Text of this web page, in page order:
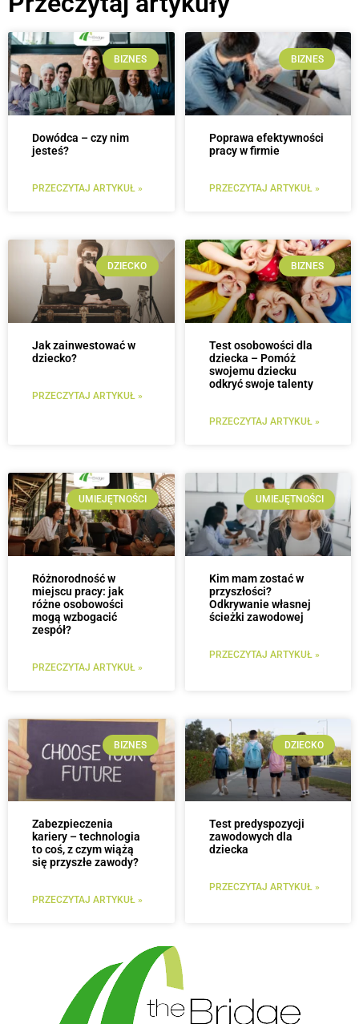
BIZNES
Dowódca – czy nim
jesteś?
PRZECZYTAJ ARTYKUŁ »
BIZNES
Poprawa efektywności
pracy w firmie
PRZECZYTAJ ARTYKUŁ »
DZIECKO
Jak zainwestować w
dziecko?
PRZECZYTAJ ARTYKUŁ »
BIZNES
Test osobowości dla
dziecka – Pomóż
swojemu dziecku
odkryć swoje talenty
PRZECZYTAJ ARTYKUŁ »
UMIEJĘTNOŚCI
Różnorodność w
miejscu pracy: jak
różne osobowości
mogą wzbogacić
zespół?
PRZECZYTAJ ARTYKUŁ »
UMIEJĘTNOŚCI
Kim mam zostać w
przyszłości?
Odkrywanie własnej
ścieżki zawodowej
PRZECZYTAJ ARTYKUŁ »
BIZNES
Zabezpieczenia
kariery – technologia
to coś, z czym wiążą
się przyszłe zawody?
PRZECZYTAJ ARTYKUŁ »
DZIECKO
Test predyspozycji
zawodowych dla
dziecka
PRZECZYTAJ ARTYKUŁ »